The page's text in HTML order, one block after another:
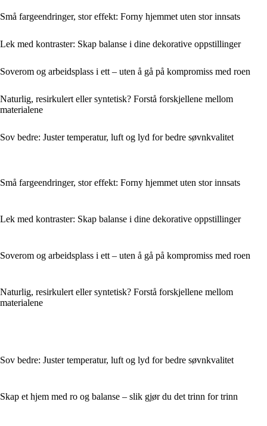
Små fargeendringer, stor effekt: Forny hjemmet uten stor innsats
Lek med kontraster: Skap balanse i dine dekorative oppstillinger
Soverom og arbeidsplass i ett – uten å gå på kompromiss med roen
Naturlig, resirkulert eller syntetisk? Forstå forskjellene mellom
materialene
Sov bedre: Juster temperatur, luft og lyd for bedre søvnkvalitet
Små fargeendringer, stor effekt: Forny hjemmet uten stor innsats
Lek med kontraster: Skap balanse i dine dekorative oppstillinger
Soverom og arbeidsplass i ett – uten å gå på kompromiss med roen
Naturlig, resirkulert eller syntetisk? Forstå forskjellene mellom
materialene
Sov bedre: Juster temperatur, luft og lyd for bedre søvnkvalitet
Skap et hjem med ro og balanse – slik gjør du det trinn for trinn